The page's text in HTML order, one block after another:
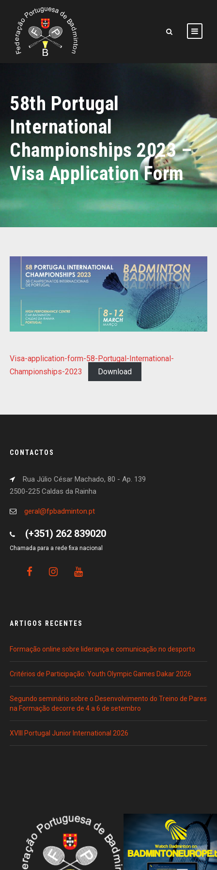
58th Portugal
International
Championships 2023 –
Visa Application Form
Visa-application-form-58-Portugal-International-
Championships-2023
Download
CONTACTOS
Rua Júlio César Machado, 80 - Ap. 139
2500-225 Caldas da Rainha
geral@fpbadminton.pt
(+351) 262 839020
Chamada para a rede fixa nacional
ARTIGOS RECENTES
Formação online sobre liderança e comunicação no desporto
Critérios de Participação: Youth Olympic Games Dakar 2026
Segundo seminário sobre o Desenvolvimento do Treino de Pares
na Formação decorre de 4 a 6 de setembro
XVIII Portugal Junior International 2026